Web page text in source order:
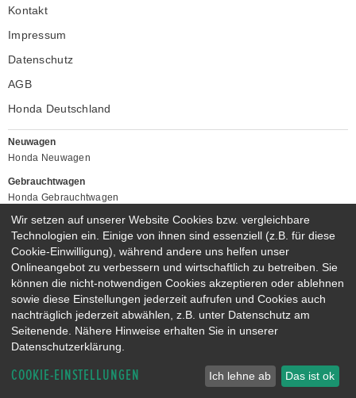
Montag - Freitag:
Montag - Freitag:
Samstag:
Montag - Freitag:
Telefax:
E-MAIL SENDEN
Montag - Freitag:
Service & Ersatzteile
Montag - Freitag:
Kontakt
Impressum
Datenschutz
AGB
Honda Deutschland
Neuwagen
Honda Neuwagen
Gebrauchtwagen
Honda Gebrauchtwagen
Honda Vorführwagen
Gesamtbestand
NEUWAGENMODELLE
HONDA JAZZ E:HEV
HONDA CIVIC E:HEV
HONDA PRELUDE E:HEV
HONDA HR-V E:HEV
HONDA ZR-V E:HEV
HONDA CR-V E:HEV & E:PHEV
Wir setzen auf unserer Website Cookies bzw. vergleichbare
Technologien ein. Einige von ihnen sind essenziell (z.B. für diese
Cookie-Einwilligung), während andere uns helfen unser
Onlineangebot zu verbessern und wirtschaftlich zu betreiben. Sie
können die nicht-notwendigen Cookies akzeptieren oder ablehnen
sowie diese Einstellungen jederzeit aufrufen und Cookies auch
nachträglich jederzeit abwählen, z.B. unter Datenschutz am
Seitenende. Nähere Hinweise erhalten Sie in unserer
Datenschutzerklärung.
COOKIE-EINSTELLUNGEN Ich lehne ab Das ist ok